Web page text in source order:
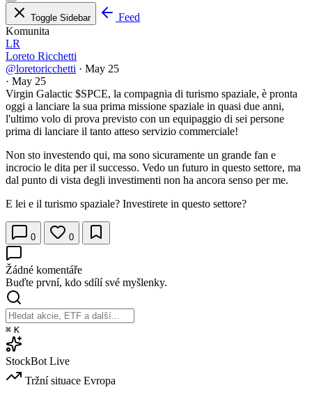
Toggle Sidebar
Feed
Komunita
LR
Loreto Ricchetti
@loretoricchetti · May 25
· May 25
Virgin Galactic $SPCE, la compagnia di turismo spaziale, è pronta
oggi a lanciare la sua prima missione spaziale in quasi due anni,
l'ultimo volo di prova previsto con un equipaggio di sei persone
prima di lanciare il tanto atteso servizio commerciale!
Non sto investendo qui, ma sono sicuramente un grande fan e
incrocio le dita per il successo. Vedo un futuro in questo settore, ma
dal punto di vista degli investimenti non ha ancora senso per me.
E lei e il turismo spaziale? Investirete in questo settore?
0 0
Žádné komentáře
Buďte první, kdo sdílí své myšlenky.
⌘ K
StockBot Live
Tržní situace Evropa